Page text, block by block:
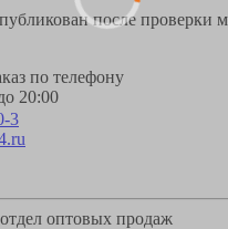
после проверки
по телефону
20:00
3
оптовых продаж